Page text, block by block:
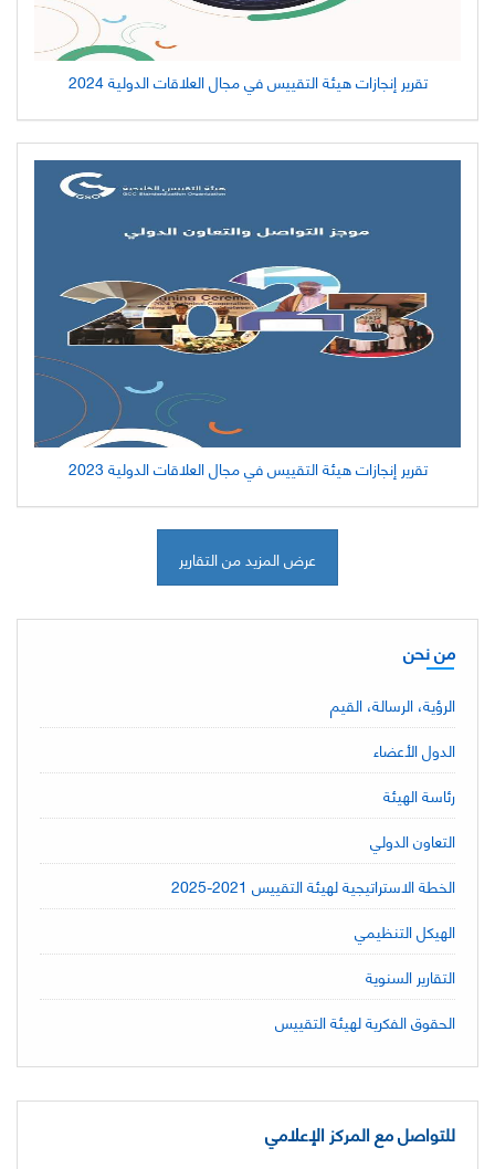
تقرير إنجازات هيئة التقييس في مجال العلاقات الدولية 2024
تقرير إنجازات هيئة التقييس في مجال العلاقات الدولية 2023
عرض المزيد من التقارير
من نحن
الرؤية، الرسالة، القيم
الدول الأعضاء
رئاسة الهيئة
التعاون الدولي
الخطة الاستراتيجية لهيئة التقييس 2021-2025
الهيكل التنظيمي
التقارير السنوية
الحقوق الفكرية لهيئة التقييس
للتواصل مع المركز الإعلامي